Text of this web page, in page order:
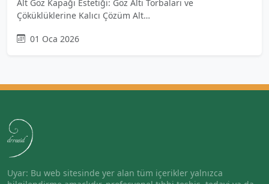
Alt Göz Kapağı Estetiği: Göz Altı Torbaları ve
Çöküklüklerine Kalıcı Çözüm Alt…
01 Oca 2026
Uyar: Bu web sitesinde yer alan tüm içerikler yalnızca